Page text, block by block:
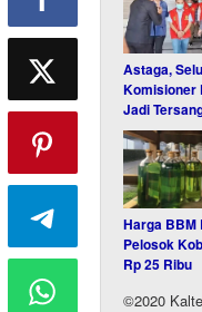
Astaga,
Komisioner
Jadi
Harga BBM
Pelosok
Rp 25 Ribu
©2020